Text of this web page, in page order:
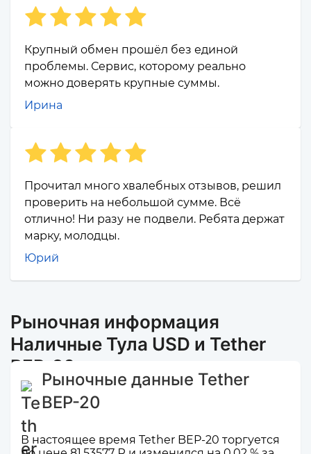
Крупный обмен прошёл без единой
проблемы. Сервис, которому реально
можно доверять крупные суммы.
Ирина
Прочитал много хвалебных отзывов, решил
проверить на небольшой сумме. Всё
отлично! Ни разу не подвели. Ребята держат
марку, молодцы.
Юрий
Рыночная информация
Наличные Тула USD и Tether
BEP-20
Рыночные данные Tether
BEP-20
В настоящее время Tether BEP-20 торгуется